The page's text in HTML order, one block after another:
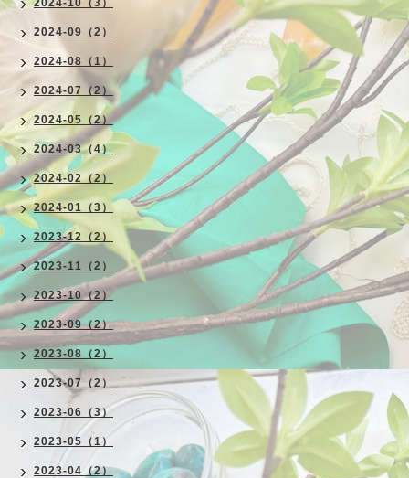
2024-10（3）
2024-09（2）
2024-08（1）
2024-07（2）
2024-05（2）
2024-03（4）
2024-02（2）
2024-01（3）
2023-12（2）
2023-11（2）
2023-10（2）
2023-09（2）
2023-08（2）
2023-07（2）
2023-06（3）
2023-05（1）
2023-04（2）